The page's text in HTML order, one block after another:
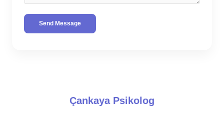
Send Message
Çankaya Psikolog